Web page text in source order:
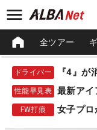
全ツアー
ドライバー
性能早見表 最新アイ
FW打痕 女子プロ